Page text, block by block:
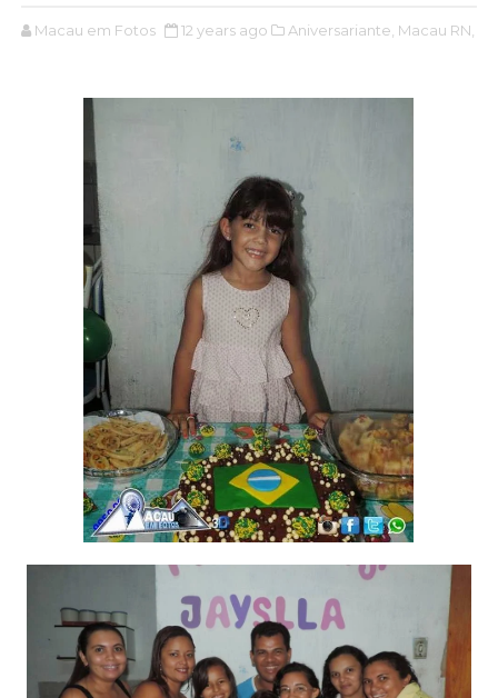
Macau em Fotos 12 years ago Aniversariante, Macau RN,